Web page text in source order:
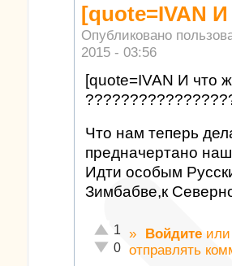
[quote=IVAN
Опубликовано
2015 - 03:56
[quote=IVAN И что
Что нам теперь
предначертано
Идти особым
Зимбабве,к
Отлично!
1
Неадекватно!
0
» Войдите
отправлять